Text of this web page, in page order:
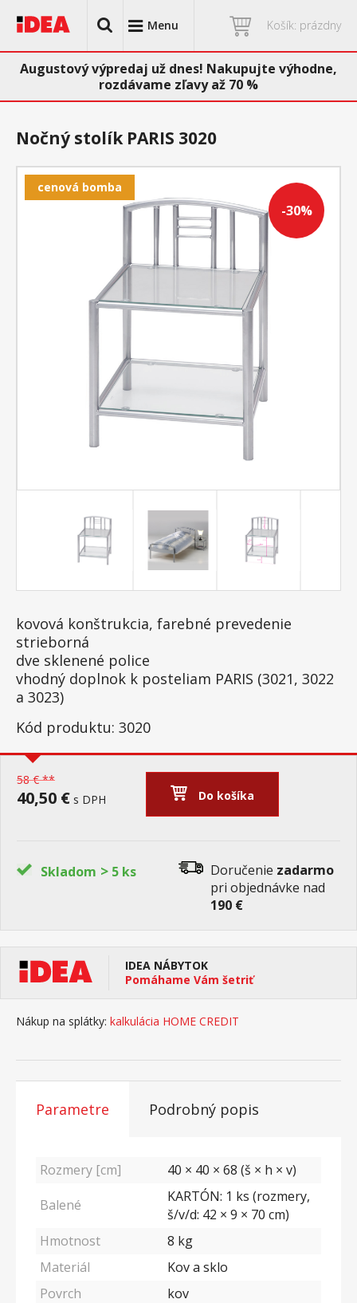
Menu Košík: prázdny
Augustový výpredaj už dnes! Nakupujte výhodne,
rozdávame zľavy až 70 %
-30%
cenová bomba
Nočný stolík PARIS 3020
kovová konštrukcia, farebné prevedenie
strieborná
dve sklenené police
vhodný doplnok k posteliam PARIS (3021, 3022
a 3023)
Kód produktu: 3020
58 € **
40,50 € s DPH Do košíka
Skladom > 5 ks Doručenie zadarmo
pri objednávke nad
190 €
IDEA NÁBYTOK
Pomáhame Vám šetriť
Nákup na splátky: kalkulácia HOME CREDIT
Parametre Podrobný popis
Rozmery [cm]
40 × 40 × 68 (š × h × v)
Balené
KARTÓN: 1 ks (rozmery,
š/v/d: 42 × 9 × 70 cm)
Hmotnost
8 kg
Materiál
Kov a sklo
Povrch
kov